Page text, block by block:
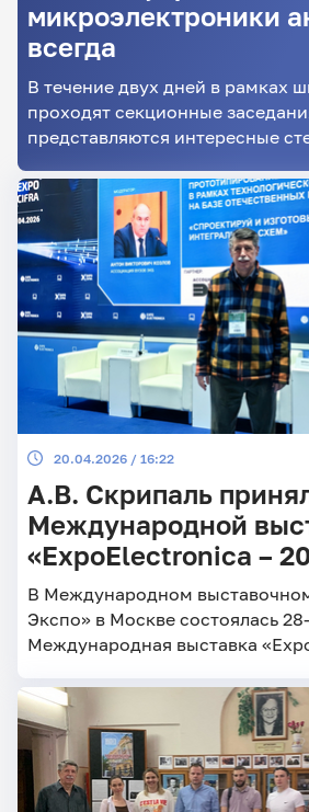
Главные
микроэлектроники
всегда
В течение двух дней в рамках
проходят секционные
представляются интересные
20.04.2026 / 16:22
А.В. Скрипаль
Международной
«ExpoElectronica –
В Международном
Экспо» в Москве состоялась
Международная выставка